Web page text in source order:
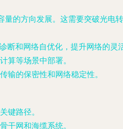
的方向发展。这需要突破光电转
和网络自优化，提升网络的灵
算等场景中部署。
输的保密性和网络稳定性。
键路径。
干网和海缆系统。